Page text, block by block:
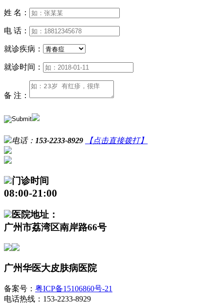
姓 名：
电 话：
就诊疾病：
就诊时间：
备 注：
电话： 153-2233-8929 【点击直接拨打】
门诊时间
08:00-21:00
医院地址：
广州市荔湾区南岸路66号
广州华医大皮肤病医院
备案号： 粤ICP备15106860号-21
电话热线：153-2233-8929